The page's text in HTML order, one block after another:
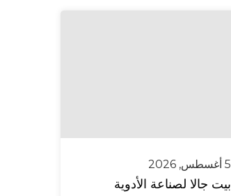
5 أغسطس, 2026
بيت جالا لصناعة الأدوية